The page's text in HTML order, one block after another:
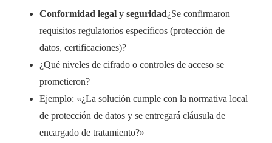
Conformidad legal y seguridad¿Se confirmaron
requisitos regulatorios específicos (protección de
datos, certificaciones)?
¿Qué niveles de cifrado o controles de acceso se
prometieron?
Ejemplo: «¿La solución cumple con la normativa local
de protección de datos y se entregará cláusula de
encargado de tratamiento?»